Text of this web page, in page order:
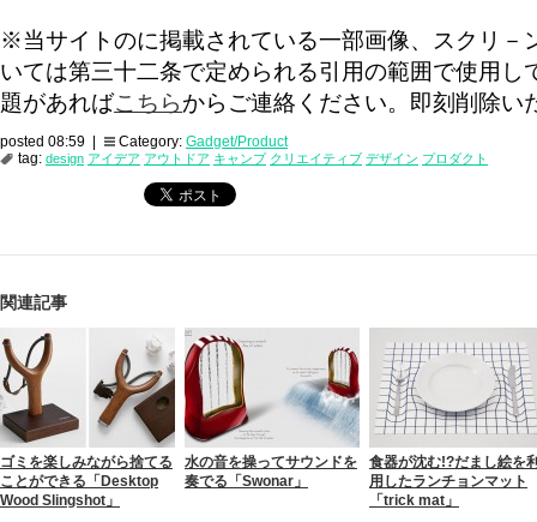
※当サイトのに掲載されている一部画像、スクリ－
いては第三十二条で定められる引用の範囲で使用し
題があればこちらからご連絡ください。即刻削除い
posted 08:59 | Category: Gadget/Product
tag: design アイデア アウトドア キャンプ クリエイティブ デザイン プロダクト
関連記事
ゴミを楽しみながら捨てる
ことができる「Desktop
Wood Slingshot」
水の音を操ってサウンドを
奏でる「Swonar」
食器が沈む!?だまし絵を
用したランチョンマット
「trick mat」